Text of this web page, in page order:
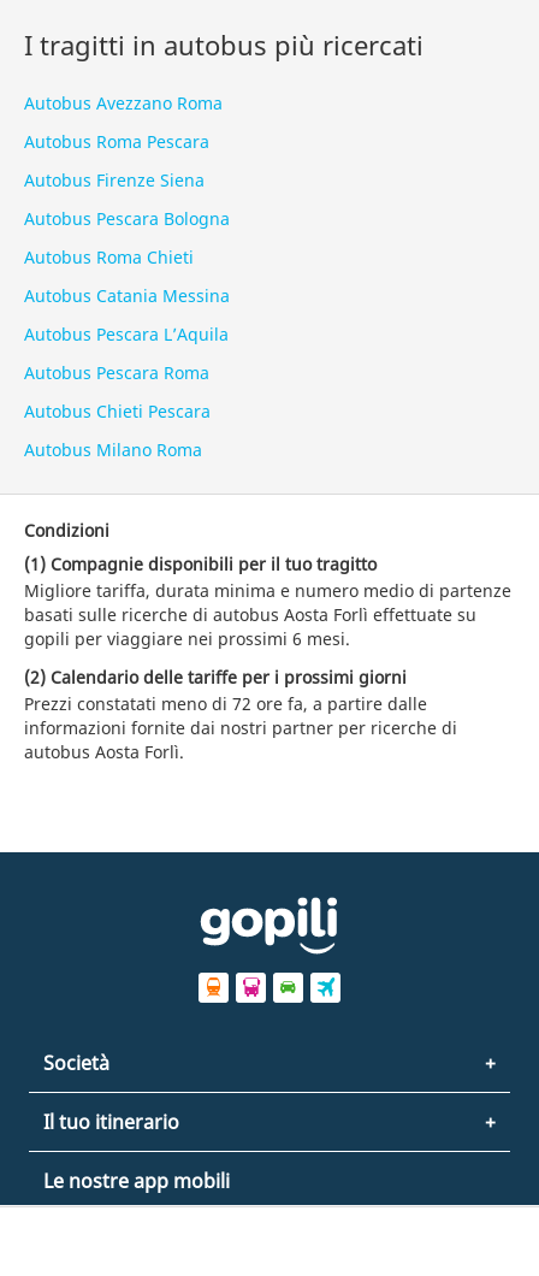
I tragitti in autobus più ricercati
Autobus Avezzano Roma
Autobus Roma Pescara
Autobus Firenze Siena
Autobus Pescara Bologna
Autobus Roma Chieti
Autobus Catania Messina
Autobus Pescara L’Aquila
Autobus Pescara Roma
Autobus Chieti Pescara
Autobus Milano Roma
Condizioni
(1) Compagnie disponibili per il tuo tragitto
Migliore tariffa, durata minima e numero medio di partenze
basati sulle ricerche di autobus Aosta Forlì effettuate su
gopili per viaggiare nei prossimi 6 mesi.
(2) Calendario delle tariffe per i prossimi giorni
Prezzi constatati meno di 72 ore fa, a partire dalle
informazioni fornite dai nostri partner per ricerche di
autobus Aosta Forlì.
Società
Il tuo itinerario
Le nostre app mobili